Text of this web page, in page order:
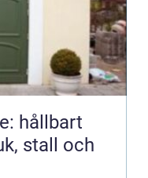
hållbart
stall och